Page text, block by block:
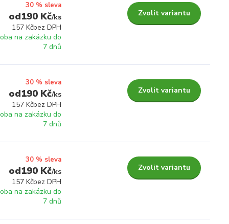
30 % sleva
190 Kč/ks
157 Kčbez DPH
na zakázku do
7 dnů
Zvolit variantu
30 % sleva
190 Kč/ks
157 Kčbez DPH
na zakázku do
7 dnů
Zvolit variantu
30 % sleva
190 Kč/ks
157 Kčbez DPH
na zakázku do
7 dnů
Zvolit variantu